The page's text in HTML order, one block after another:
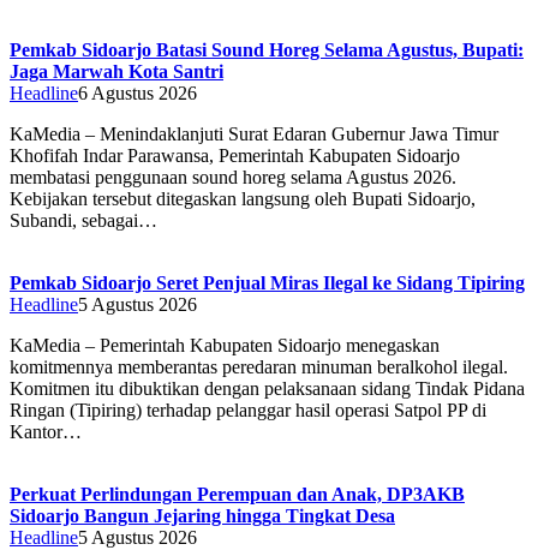
Pemkab Sidoarjo Batasi Sound Horeg Selama Agustus, Bupati:
Jaga Marwah Kota Santri
Headline6 Agustus 2026
KaMedia – Menindaklanjuti Surat Edaran Gubernur Jawa Timur
Khofifah Indar Parawansa, Pemerintah Kabupaten Sidoarjo
membatasi penggunaan sound horeg selama Agustus 2026.
Kebijakan tersebut ditegaskan langsung oleh Bupati Sidoarjo,
Subandi, sebagai…
Pemkab Sidoarjo Seret Penjual Miras Ilegal ke Sidang Tipiring
Headline5 Agustus 2026
KaMedia – Pemerintah Kabupaten Sidoarjo menegaskan
komitmennya memberantas peredaran minuman beralkohol ilegal.
Komitmen itu dibuktikan dengan pelaksanaan sidang Tindak Pidana
Ringan (Tipiring) terhadap pelanggar hasil operasi Satpol PP di
Kantor…
Perkuat Perlindungan Perempuan dan Anak, DP3AKB
Sidoarjo Bangun Jejaring hingga Tingkat Desa
Headline5 Agustus 2026